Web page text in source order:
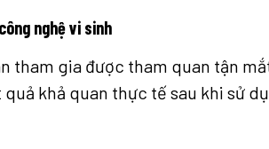
nghệ vi sinh
tham gia được tham quan tận
khả quan thực tế sau khi sử